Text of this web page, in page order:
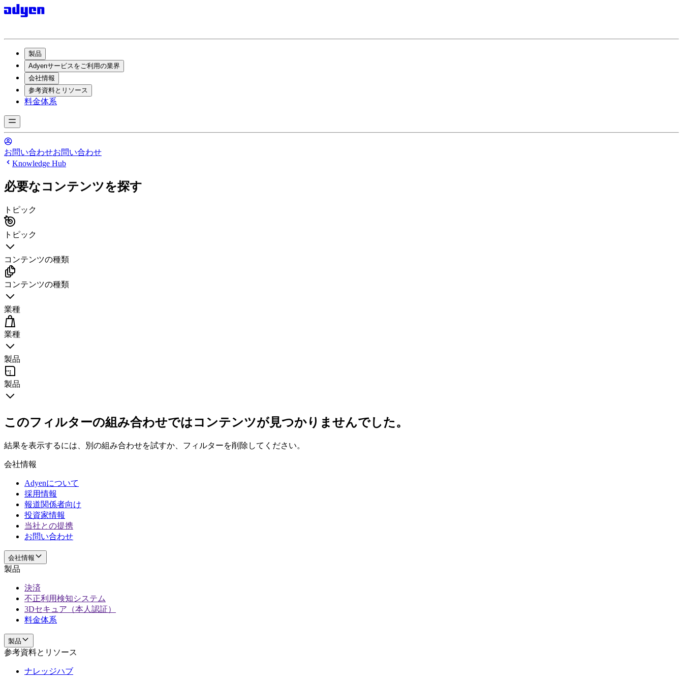
製品
Adyenサービスをご利用の業界
会社情報
参考資料とリソース
料金体系
お問い合わせお問い合わせ
Knowledge Hub
必要なコンテンツを探す
トピック
トピック
コンテンツの種類
コンテンツの種類
業種
業種
製品
製品
このフィルターの組み合わせではコンテンツが見つかりませんでした。
結果を表示するには、別の組み合わせを試すか、フィルターを削除してください。
会社情報
Adyenについて
採用情報
報道関係者向け
投資家情報
当社との提携
お問い合わせ
会社情報
製品
決済
不正利用検知システム
3Dセキュア（本人認証）
料金体系
製品
参考資料とリソース
ナレッジハブ